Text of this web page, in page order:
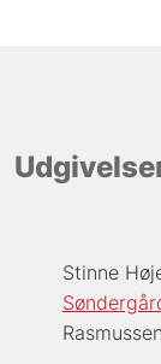
Stinne
Rasmussen